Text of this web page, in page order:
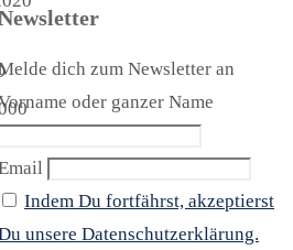
dich zum Newsletter an
oder ganzer Name
Indem Du fortfährst, akzeptierst
unsere Datenschutzerklärung.